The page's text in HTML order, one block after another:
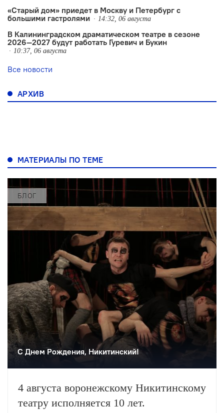
«Старый дом» приедет в Москву и Петербург с
большими гастролями
14:32, 06 августа
В Калининградском драматическом театре в сезоне
2026—2027 будут работать Гуревич и Букин
10:37, 06 августа
Все новости
АРХИВ
МАТЕРИАЛЫ ПО ТЕМЕ
БЛОГ
С Днем Рождения, Никитинский!
4 августа воронежскому Никитинскому
театру исполняется 10 лет.